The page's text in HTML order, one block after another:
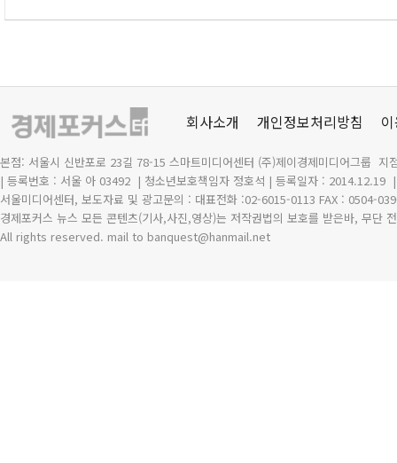
회사소개 개인정보처리방침
본점: 서울시 신반포로 23길 78-15 스마트미디어센터 (주)제이경제미디어그룹 지
| 등록번호 : 서울 아 03492 | 청소년보호책임자 정호석 | 등록일자 : 2014.12.19
서울미디어센터, 보도자료 및 광고문의 : 대표전화 :02-6015-0113 FAX : 0504-
경제포커스 뉴스 모든 콘텐츠(기사,사진,영상)는 저작권법의 보호를 받은바, 무단
All rights reserved. mail to banquest@hanmail.net